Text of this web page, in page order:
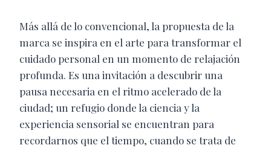
Más allá de lo convencional, la propuesta de la
marca se inspira en el arte para transformar el
cuidado personal en un momento de relajación
profunda. Es una invitación a descubrir una
pausa necesaria en el ritmo acelerado de la
ciudad; un refugio donde la ciencia y la
experiencia sensorial se encuentran para
recordarnos que el tiempo, cuando se trata de